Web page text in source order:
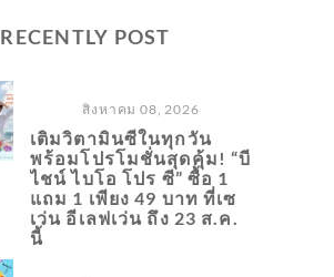
RECENTLY POST
สิงหาคม 08, 2026
เติมวิตามินซีในทุกวัน
พร้อมโปรโมชั่นสุดคุ้ม! “บี
ไชน์ ไบโอ โปร ซี” ซื้อ 1
แถม 1 เพียง 49 บาท ที่เซ
เว่น อีเลฟเว่น ถึง 23 ส.ค.
นี้